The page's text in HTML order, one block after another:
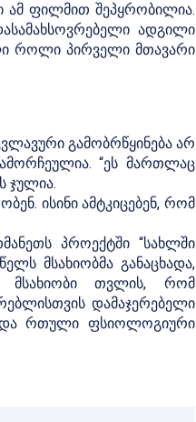
ამ ფილმით შეპყრობილია.
ადგილი
როლი პირველი მთავარი
გამობრწყინება არ
“ეს მართლაც
ჯულია.
ისინი ამტკიცებენ, რომ
პროექტში “სახლში
მსახიობმა განაცხადა,
მსახიობი თვლის, რომ
დამაჯერებელი
და რთული ფსიოლოგიური